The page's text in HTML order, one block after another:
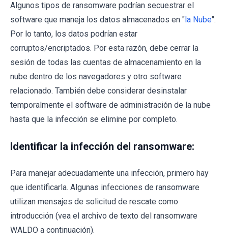
Algunos tipos de ransomware podrían secuestrar el
software que maneja los datos almacenados en "la Nube".
Por lo tanto, los datos podrían estar
corruptos/encriptados. Por esta razón, debe cerrar la
sesión de todas las cuentas de almacenamiento en la
nube dentro de los navegadores y otro software
relacionado. También debe considerar desinstalar
temporalmente el software de administración de la nube
hasta que la infección se elimine por completo.
Identificar la infección del ransomware:
Para manejar adecuadamente una infección, primero hay
que identificarla. Algunas infecciones de ransomware
utilizan mensajes de solicitud de rescate como
introducción (vea el archivo de texto del ransomware
WALDO a continuación).